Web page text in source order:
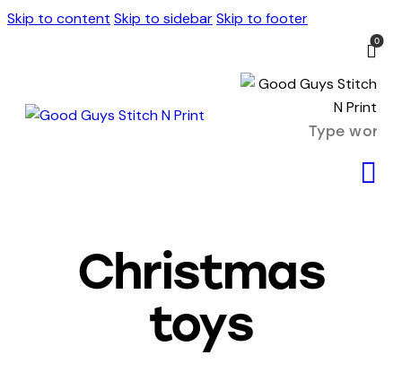
Skip to content Skip to sidebarSkip to footer
0
Christmas
toys